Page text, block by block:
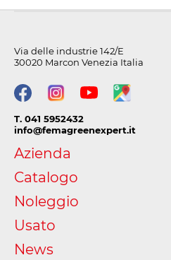
Via delle industrie 142/E
30020 Marcon Venezia Italia
T. 041 5952432
info@femagreenexpert.it
Azienda
Catalogo
Noleggio
Usato
News